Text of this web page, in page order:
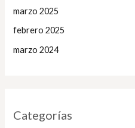
marzo 2025
febrero 2025
marzo 2024
Categorías